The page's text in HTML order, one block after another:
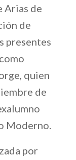
Arias de
de
presentes
quien
de
Moderno.
por